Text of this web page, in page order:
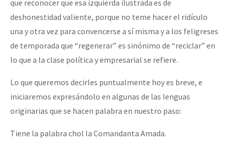
que reconocer que esa izquierda ilustrada es de
deshonestidad valiente, porque no teme hacer el ridículo
una y otra vez para convencerse a sí misma y a los feligreses
de temporada que “regenerar” es sinónimo de “reciclar” en
lo que a la clase política y empresarial se refiere.
Lo que queremos decirles puntualmente hoy es breve, e
iniciaremos expresándolo en algunas de las lenguas
originarias que se hacen palabra en nuestro paso:
Tiene la palabra chol la Comandanta Amada.